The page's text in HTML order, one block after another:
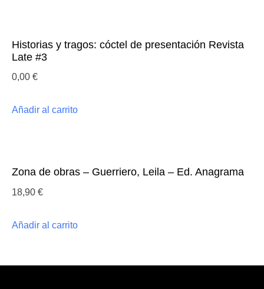
Historias y tragos: cóctel de presentación Revista
Late #3
0,00 €
Añadir al carrito
Zona de obras – Guerriero, Leila – Ed. Anagrama
18,90 €
Añadir al carrito